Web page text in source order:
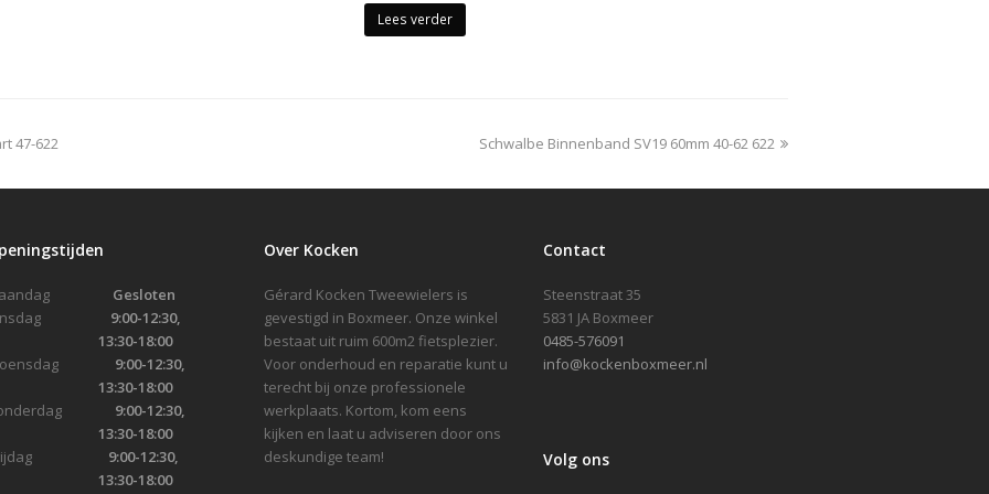
Lees verder
47-622
next
Schwalbe Binnenband SV19 60mm 40-62 622
Gesloten
9:00-12:30,
13:30-18:00
9:00-12:30,
13:30-18:00
9:00-12:30,
13:30-18:00
9:00-12:30,
13:30-18:00
Over Kocken
Gérard Kocken Tweewielers is
gevestigd in Boxmeer. Onze winkel
bestaat uit ruim 600m2 fietsplezier.
Voor onderhoud en reparatie kunt u
terecht bij onze professionele
werkplaats. Kortom, kom eens
kijken en laat u adviseren door ons
deskundige team!
Contact
Steenstraat 35
5831 JA Boxmeer
0485-576091
info@kockenboxmeer.nl
Volg ons